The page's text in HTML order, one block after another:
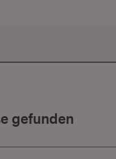
gefunden